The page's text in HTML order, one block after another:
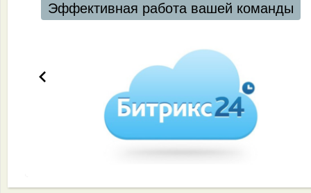
Эффективная работа вашей команды